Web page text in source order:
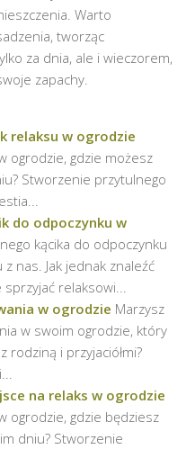
Warto
tworząc
za dnia, ale i wieczorem,
zapachy.
relaksu w ogrodzie
ogrodzie, gdzie możesz
Stworzenie przytulnego
do odpoczynku w
kącika do odpoczynku
nas. Jak jednak znaleźć
relaksowi...
w ogrodzie Marzysz
w swoim ogrodzie, który
i przyjaciółmi?
na relaks w ogrodzie
ogrodzie, gdzie będziesz
dniu? Stworzenie